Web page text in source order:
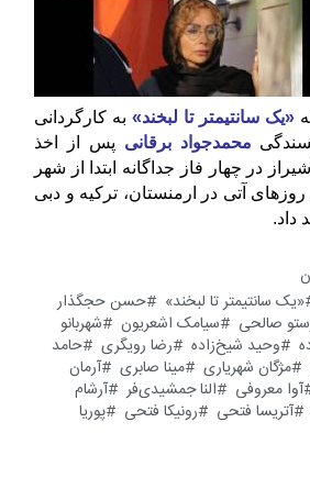
«یک سانتیمتر تا لبخند» به کارگردانی
محمدجواد برقانی
داد.
«یک سانتیمتر تا لبخند»
حسن حجگذار
صالحی سیامک اشعریون
شهربانو
وحید شیخ‌زاده رضا رویگری
حامد
مژگان شهریاری مینا صابری
آرمان
آوا معروفی النا جمشیدی‌فر
آرشام
آتریسا فتحی رونیکا فتحی
پوریا